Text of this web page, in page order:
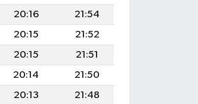
20:16
21:54
20:15
21:52
20:15
21:51
20:14
21:50
20:13
21:48